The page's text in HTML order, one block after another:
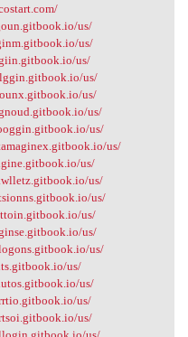
us/
us/
us/
us/
us/
us/
us/
us/
us/
us/
us/
us/
us/
us/
us/
us/
us/
us/